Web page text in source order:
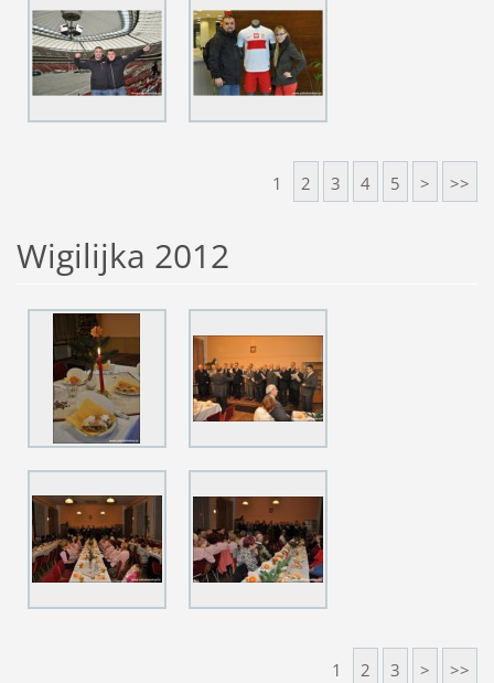
1 2 3 4 5 > >>
Wigilijka 2012
1 2 3 > >>